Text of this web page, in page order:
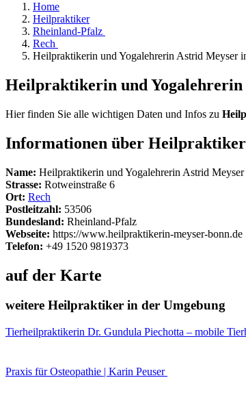
Home
Heilpraktiker
Rheinland-Pfalz
Rech
Heilpraktikerin und Yogalehrerin Astrid Meyser
Heilpraktikerin und Yogalehrerin
Hier finden Sie alle wichtigen Daten und Infos zu
Informationen über
Name: Heilpraktikerin und Yogalehrerin Astrid Meyser
Strasse: Rotweinstraße 6
Ort: Rech
Postleitzahl: 53506
Bundesland: Rheinland-Pfalz
Webseite: https://www.heilpraktikerin-meyser-bonn.de
Telefon: +49 1520 9819373
auf der Karte
weitere Heilpraktiker in der Umgebung
Tierheilpraktikerin Dr. Gundula Piechotta – mobile
Praxis für Osteopathie | Karin Peuser